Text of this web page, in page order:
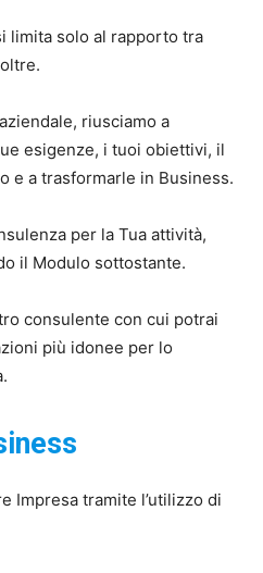
limita solo al rapporto tra
riusciamo a
esigenze, i tuoi obiettivi, il
e a trasformarle in Business.
per la Tua attività,
il Modulo sottostante.
consulente con cui potrai
più idonee per lo
Impresa tramite l’utilizzo di